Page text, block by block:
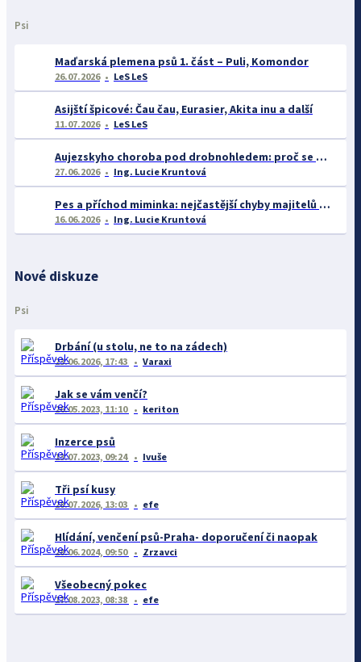
Psi
Maďarská plemena psů 1. část – Puli, Komondor
26.07.2026 LeS LeS
Asijští špicové: Čau čau, Eurasier, Akita inu a další
11.07.2026 LeS LeS
Aujezskyho choroba pod drobnohledem: proč se o ní nyní mluví více než dříve
27.06.2026 Ing. Lucie Kruntová
Pes a příchod miminka: nejčastější chyby majitelů a jak se jim vyhnout
16.06.2026 Ing. Lucie Kruntová
Nové diskuze
Psi
Drbání (u stolu, ne to na zádech)
23.06.2026, 17:43 Varaxi
Jak se vám venčí?
26.05.2023, 11:10 keriton
Inzerce psů
13.07.2023, 09:24 Ivuše
Tři psí kusy
28.07.2026, 13:03 efe
Hlídání, venčení psů-Praha- doporučení či naopak
28.06.2024, 09:50 Zrzavci
Všeobecný pokec
17.08.2023, 08:38 efe